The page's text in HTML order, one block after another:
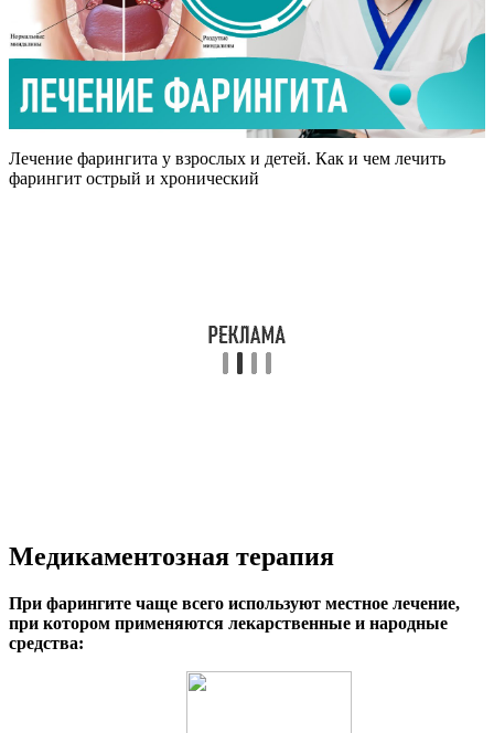
Лечение фарингита у взрослых и детей. Как и чем лечить
фарингит острый и хронический
Медикаментозная терапия
При фарингите чаще всего используют местное лечение,
при котором применяются лекарственные и народные
средства: